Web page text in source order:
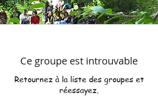
Ce groupe est introuvable
Retournez à la liste des groupes et
réessayez.